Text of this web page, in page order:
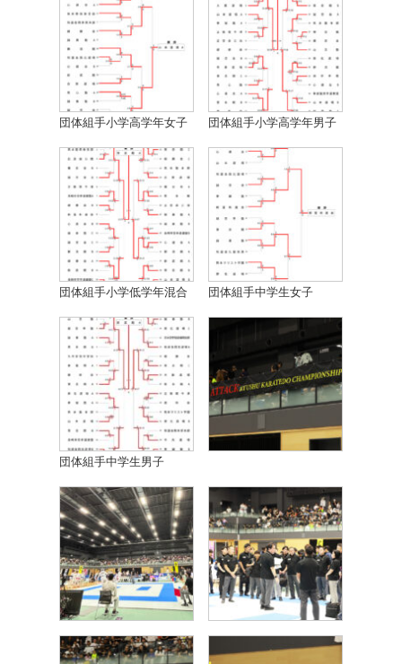
団体組手小学高学年女子 団体組手小学高学年男子
団体組手小学低学年混合 団体組手中学生女子
団体組手中学生男子